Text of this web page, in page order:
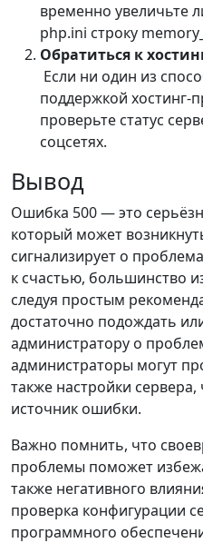
временно увеличьте
php.ini строку
Обратиться к
Если ни один из
поддержкой хостинг-
проверьте статус
соцсетях.
Вывод
Ошибка 500 — это
который может
сигнализирует о
к счастью, большинство
следуя простым
достаточно подождать
администратору о
администраторы могут
также настройки
источник ошибки.
Важно помнить, что
проблемы поможет
также негативного
проверка конфигурации
программного